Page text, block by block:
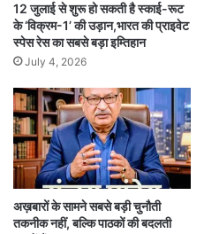
12 जुलाई से शुरू हो सकती है स्काई-रूट
के ‘विक्रम-1’ की उड़ान,भारत की प्राइवेट
स्पेस रेस का सबसे बड़ा इम्तिहान
July 4, 2026
अख़बारों के सामने सबसे बड़ी चुनौती
तकनीक नहीं, बल्कि पाठकों की बदलती